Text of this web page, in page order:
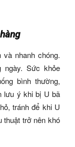
nhanh chóng.
ngày. Sức khỏe
bình thường,
lưu ý khi bị U bã
tránh để khi U
thuật trở nên khó